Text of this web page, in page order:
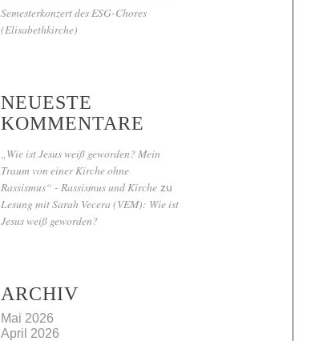
Semesterkonzert des ESG-Chores
(Elisabethkirche)
NEUESTE
KOMMENTARE
„Wie ist Jesus weiß geworden? Mein
Traum von einer Kirche ohne
Rassismus“ - Rassismus und Kirche zu
Lesung mit Sarah Vecera (VEM): Wie ist
Jesus weiß geworden?
ARCHIV
Mai 2026
April 2026